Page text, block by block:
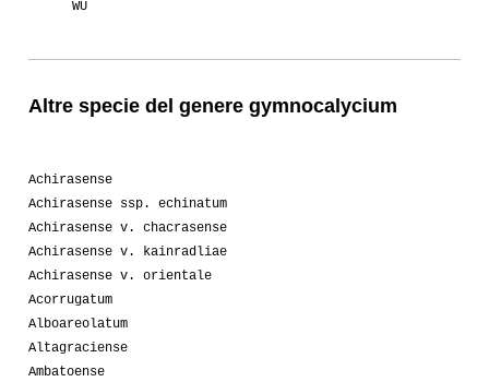
WU
Altre specie del genere gymnocalycium
Achirasense
Achirasense ssp. echinatum
Achirasense v. chacrasense
Achirasense v. kainradliae
Achirasense v. orientale
Acorrugatum
Alboareolatum
Altagraciense
Ambatoense